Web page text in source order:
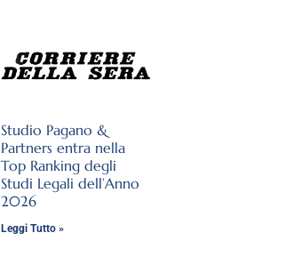
Studio Pagano &
Partners entra nella
Top Ranking degli
Studi Legali dell’Anno
2026
Leggi Tutto »